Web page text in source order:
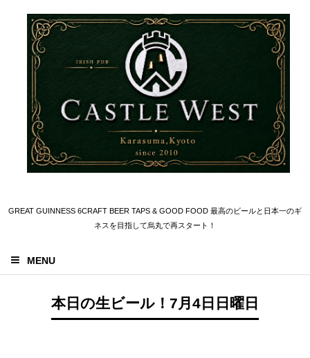
GREAT GUINNESS 6CRAFT BEER TAPS & GOOD FOOD 最高のビールと日本一のギ
ネスを目指して烏丸で再スタート！
MENU
本日の生ビール！7月4日日曜日